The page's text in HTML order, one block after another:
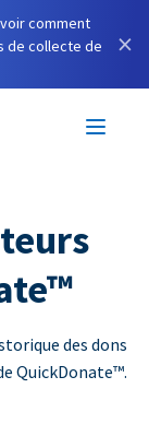
comment
de collecte de
×
des dons
QuickDonate™.